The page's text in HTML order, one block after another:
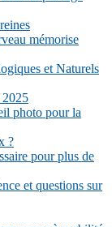
mémorise
et Naturels
photo pour la
?
pour plus de
et questions sur